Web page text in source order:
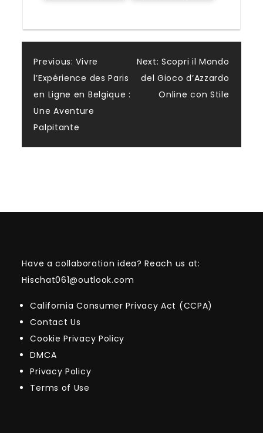
Post
navigation
Previous: Vivre
l’Expérience des Paris
en Ligne en Belgique :
Une Aventure
Palpitante
Next: Scopri il Mondo
del Gioco d’Azzardo
Online con Stile
Have a collaboration idea? Reach us at:
Hischat061@outlook.com
California Consumer Privacy Act (CCPA)
Contact Us
Cookie Privacy Policy
DMCA
Privacy Policy
Terms of Use